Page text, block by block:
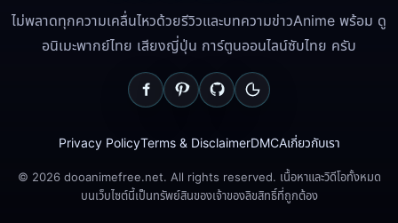
ไม่พลาดทุกความเคลื่นไหวด้วยรีวิวและบทความข่าวAnime พร้อม ดู
อนิเมะพากย์ไทย เสียงญี่ปุ่น การ์ตูนออนไลน์ซับไทย ครับ
Privacy PolicyTerms & DisclaimerDMCAเกี่ยวกับเรา
© 2026 dooanimefree.net. All rights reserved. เนื้อหาและวิดีโอทั้งหมด
บนเว็บไซต์นี้เป็นทรัพย์สินของเจ้าของลิขสิทธิ์ที่ถูกต้อง